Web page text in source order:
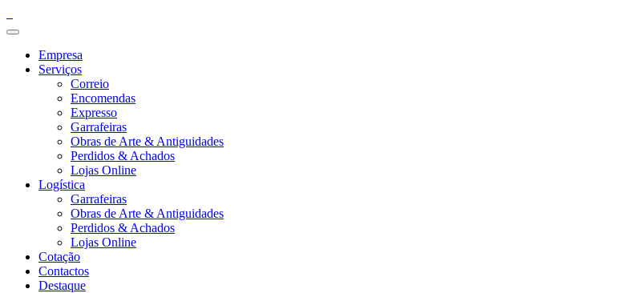
Empresa
Serviços
Correio
Encomendas
Expresso
Garrafeiras
Obras de Arte & Antiguidades
Perdidos & Achados
Lojas Online
Logística
Garrafeiras
Obras de Arte & Antiguidades
Perdidos & Achados
Lojas Online
Cotação
Contactos
Destaque